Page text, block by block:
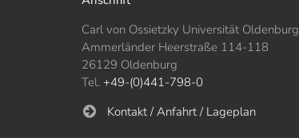
Carl von Ossietzky Universität Oldenburg
Ammerländer Heerstraße 114-118
26129 Oldenburg
Tel. +49-(0)441-798-0
Kontakt / Anfahrt / Lageplan